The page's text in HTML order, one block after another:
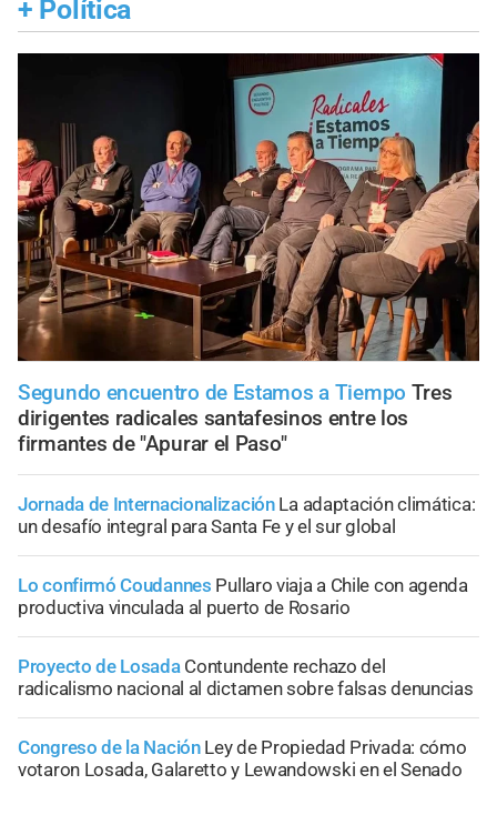
+ Política
Segundo encuentro de Estamos a Tiempo Tres
dirigentes radicales santafesinos entre los
firmantes de "Apurar el Paso"
Jornada de Internacionalización La adaptación climática:
un desafío integral para Santa Fe y el sur global
Lo confirmó Coudannes Pullaro viaja a Chile con agenda
productiva vinculada al puerto de Rosario
Proyecto de Losada Contundente rechazo del
radicalismo nacional al dictamen sobre falsas denuncias
Congreso de la Nación Ley de Propiedad Privada: cómo
votaron Losada, Galaretto y Lewandowski en el Senado